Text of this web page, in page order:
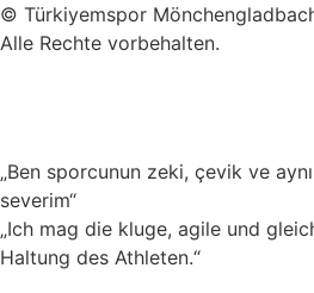
© Türkiyemspor
Alle Rechte vorbehalten.
„Ben sporcunun zeki, çevik ve aynı
severim“
„Ich mag die kluge, agile und
Haltung des Athleten.“